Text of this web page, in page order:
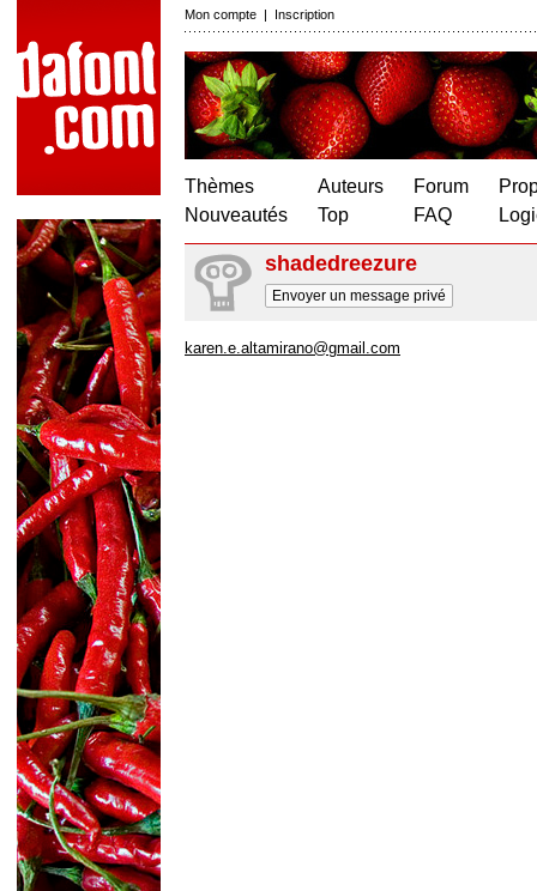
Mon compte | Inscription
Thèmes
Nouveautés
Auteurs
Top
Forum
FAQ
shadedreezure
Envoyer un message privé
karen.e.altamirano@gmail.com